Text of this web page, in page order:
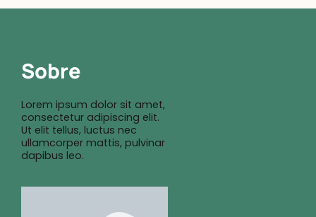
Sobre
Lorem ipsum dolor sit amet,
consectetur adipiscing elit.
Ut elit tellus, luctus nec
ullamcorper mattis, pulvinar
dapibus leo.